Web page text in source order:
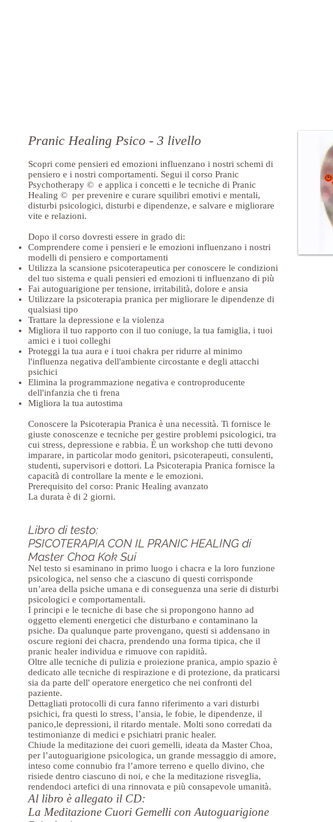
Pranic Healing Psico - 3 livello
Scopri come pensieri ed emozioni influenzano i nostri schemi di
pensiero e i nostri comportamenti. Segui il corso Pranic
Psychotherapy © e applica i concetti e le tecniche di Pranic
Healing © per prevenire e curare squilibri emotivi e mentali,
disturbi psicologici, disturbi e dipendenze, e salvare e migliorare
vite e relazioni.
Dopo il corso dovresti essere in grado di:
Comprendere come i pensieri e le emozioni influenzano i nostri
modelli di pensiero e comportamenti
Utilizza la scansione psicoterapeutica per conoscere le condizioni
del tuo sistema e quali pensieri ed emozioni ti influenzano di più
Fai autoguarigione per tensione, irritabilità, dolore e ansia
Utilizzare la psicoterapia pranica per migliorare le dipendenze di
qualsiasi tipo
Trattare la depressione e la violenza
Migliora il tuo rapporto con il tuo coniuge, la tua famiglia, i tuoi
amici e i tuoi colleghi
Proteggi la tua aura e i tuoi chakra per ridurre al minimo
l'influenza negativa dell'ambiente circostante e degli attacchi
psichici
Elimina la programmazione negativa e controproducente
dell'infanzia che ti frena
Migliora la tua autostima
Conoscere la Psicoterapia Pranica è una necessità. Ti fornisce le
giuste conoscenze e tecniche per gestire problemi psicologici, tra
cui stress, depressione e rabbia. È un workshop che tutti devono
imparare, in particolar modo genitori, psicoterapeuti, consulenti,
studenti, supervisori e dottori. La Psicoterapia Pranica fornisce la
capacità di controllare la mente e le emozioni.
Prerequisito del corso: Pranic Healing avanzato
La durata è di 2 giorni.
Libro di testo:
PSICOTERAPIA CON IL PRANIC HEALING di
Master Choa Kok Sui
Nel testo si esaminano in primo luogo i chacra e la loro funzione
psicologica, nel senso che a ciascuno di questi corrisponde
un’area della psiche umana e di conseguenza una serie di disturbi
psicologici e comportamentali.
I principi e le tecniche di base che si propongono hanno ad
oggetto elementi energetici che disturbano e contaminano la
psiche. Da qualunque parte provengano, questi si addensano in
oscure regioni dei chacra, prendendo una forma tipica, che il
pranic healer individua e rimuove con rapidità.
Oltre alle tecniche di pulizia e proiezione pranica, ampio spazio è
dedicato alle tecniche di respirazione e di protezione, da praticarsi
sia da parte dell' operatore energetico che nei confronti del
paziente.
Dettagliati protocolli di cura fanno riferimento a vari disturbi
psichici, fra questi lo stress, l’ansia, le fobie, le dipendenze, il
panico,le depressioni, il ritardo mentale. Molti sono corredati da
testimonianze di medici e psichiatri pranic healer.
Chiude la meditazione dei cuori gemelli, ideata da Master Choa,
per l’autoguarigione psicologica, un grande messaggio di amore,
inteso come connubio fra l’amore terreno e quello divino, che
risiede dentro ciascuno di noi, e che la meditazione risveglia,
rendendoci artefici di una rinnovata e più consapevole umanità.
Al libro è allegato il CD:
La Meditazione Cuori Gemelli con Autoguarigione